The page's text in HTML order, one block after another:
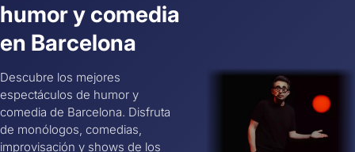
humor y comedia
en Barcelona
Descubre los mejores
espectáculos de humor y
comedia de Barcelona. Disfruta
de monólogos, comedias,
improvisación y shows de los